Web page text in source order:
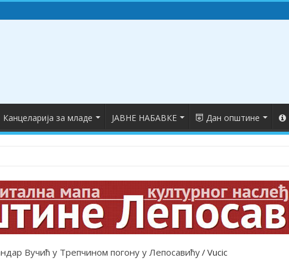
Канцеларија за младе ЈАВНЕ НАБАВКЕ Дан општине
носиоци Вукових диплома
Вучић у Трепчином погону у Лепосавићу/Vucic